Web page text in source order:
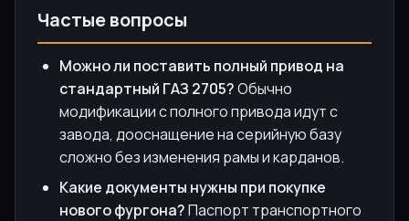
Частые вопросы
Можно ли поставить полный привод на
стандартный ГАЗ 2705?Обычно
модификации с полного привода идут с
завода, дооснащение на серийную базу
сложно без изменения рамы и карданов.
Какие документы нужны при покупке
нового фургона?Паспорт транспортного